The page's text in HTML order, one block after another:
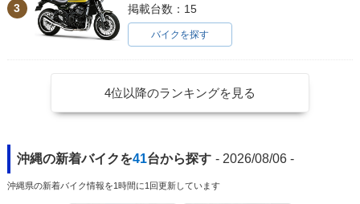
3
掲載台数：15
バイクを探す
4位以降のランキングを見る
沖縄の新着バイクを41台から探す - 2026/08/06 -
沖縄県の新着バイク情報を1時間に1回更新しています